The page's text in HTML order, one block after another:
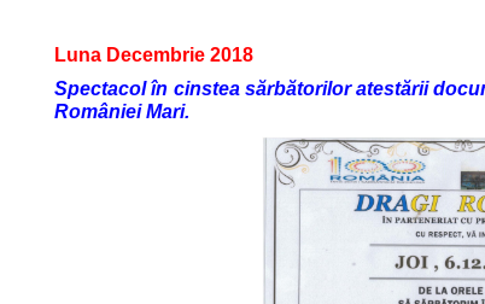
Luna Decembrie 2018
Spectacol în cinstea sărbătorilor atestării
României Mari.